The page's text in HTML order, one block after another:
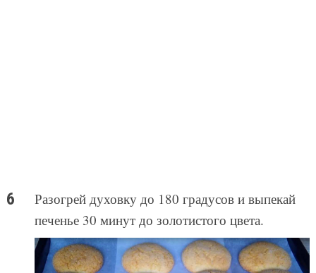
Разогрей духовку до 180 градусов и выпекай
печенье 30 минут до золотистого цвета.